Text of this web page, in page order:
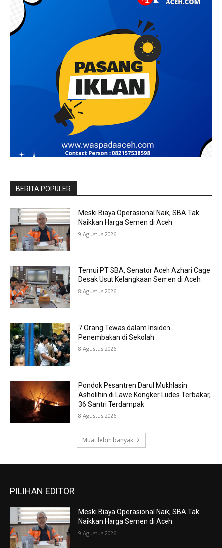
BERITA POPULER
Meski Biaya Operasional Naik, SBA Tak
Naikkan Harga Semen di Aceh
9 Agustus 2026
Temui PT SBA, Senator Aceh Azhari Cage
Desak Usut Kelangkaan Semen di Aceh
8 Agustus 2026
7 Orang Tewas dalam Insiden
Penembakan di Sekolah
8 Agustus 2026
Pondok Pesantren Darul Mukhlasin
Asholihin di Lawe Kongker Ludes Terbakar,
36 Santri Terdampak
8 Agustus 2026
Muat lebih banyak
PILIHAN EDITOR
Meski Biaya Operasional Naik, SBA Tak
Naikkan Harga Semen di Aceh
9 Agustus 2026